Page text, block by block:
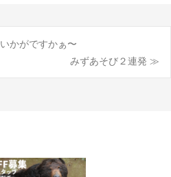
かがですかぁ〜
みずあそび２連発 ≫